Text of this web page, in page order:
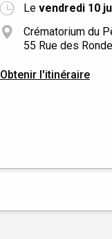
Le vendredi 10
Crématorium du
55 Rue des
Obtenir l'itinéraire